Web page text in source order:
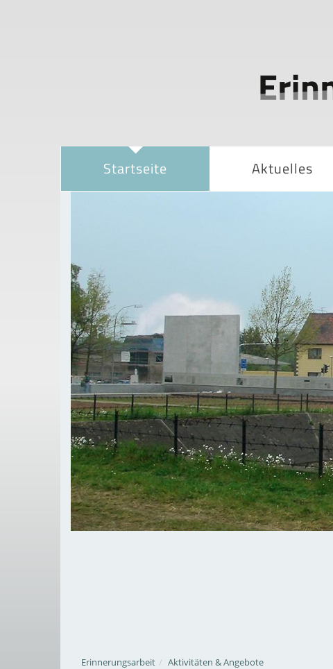
Startseite Aktuelles
Erinnerungsarbeit Aktivitäten & Angebote